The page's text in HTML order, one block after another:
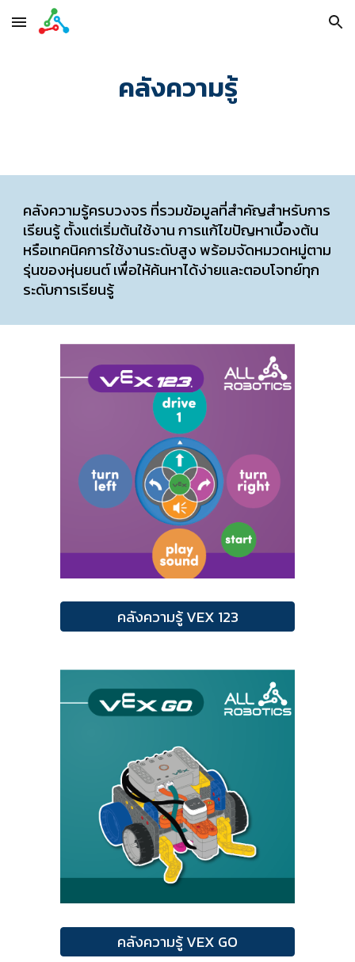
Skip to main content Skip to navigation
คลังความรู้
คลังความรู้ครบวงจร ที่รวมข้อมูลที่สำคัญสำหรับการ
เรียนรู้ตั้งแต่เริ่มต้นใช้งาน การแก้ไขปัญหาเบื้องต้น
หรือเทคนิคการใช้งานระดับสูง พร้อมจัดหมวดหมู่ตาม
รุ่นของหุ่นยนต์ เพื่อให้ค้นหาได้ง่ายและตอบโจทย์ทุก
ระดับการเรียนรู้
คลังความรู้ VEX 123
คลังความรู้ VEX GO